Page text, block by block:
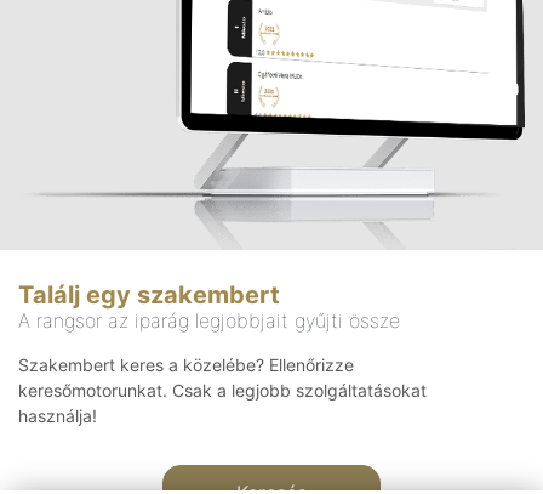
Találj egy szakembert
A rangsor az iparág legjobbjait gyűjti össze
Szakembert keres a közelébe? Ellenőrizze
keresőmotorunkat. Csak a legjobb szolgáltatásokat
használja!